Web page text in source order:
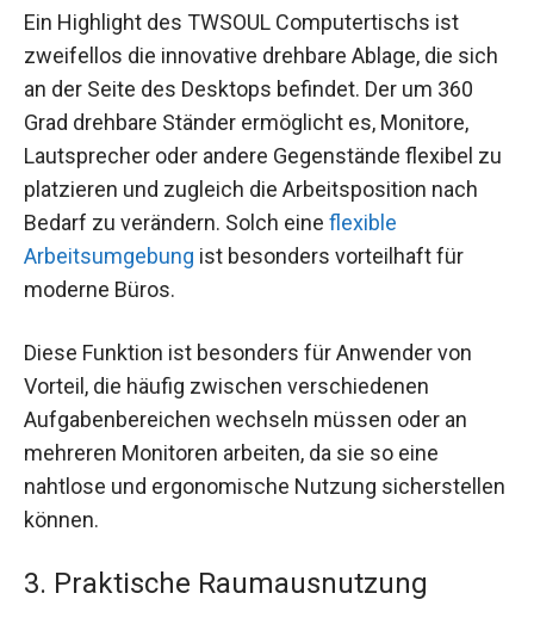
Ein Highlight des TWSOUL Computertischs ist
zweifellos die innovative drehbare Ablage, die sich
an der Seite des Desktops befindet. Der um 360
Grad drehbare Ständer ermöglicht es, Monitore,
Lautsprecher oder andere Gegenstände flexibel zu
platzieren und zugleich die Arbeitsposition nach
Bedarf zu verändern. Solch eine flexible
Arbeitsumgebung ist besonders vorteilhaft für
moderne Büros.
Diese Funktion ist besonders für Anwender von
Vorteil, die häufig zwischen verschiedenen
Aufgabenbereichen wechseln müssen oder an
mehreren Monitoren arbeiten, da sie so eine
nahtlose und ergonomische Nutzung sicherstellen
können.
3. Praktische Raumausnutzung